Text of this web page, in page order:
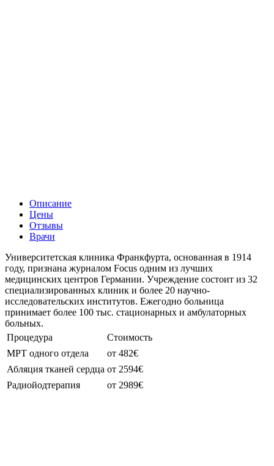
Описание
Цены
Отзывы
Врачи
Университетская клиника Франкфурта, основанная в 1914
году, признана журналом Focus одним из лучших
медицинских центров Германии. Учреждение состоит из 32
специализированных клиник и более 20 научно-
исследовательских институтов. Ежегодно больница
принимает более 100 тыс. стационарных и амбулаторных
больных.
Процедура
Стоимость
МРТ одного отдела
от 482€
Абляция тканей сердца от 2594€
Радиойодтерапия
от 2989€